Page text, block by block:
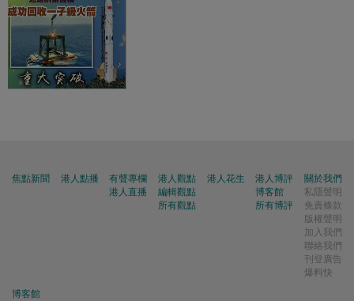
焦點新聞 港人點播
有聲專欄
港人直播
港人觀點
編輯觀點
所有觀點
港人花生
港人博評
博客館
所有博評
關於我們
私隱聲明
免責條款
版權聲明
加入我們
聯絡我們
刊登廣告
爆料快
博客館